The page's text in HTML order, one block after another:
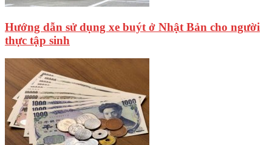
Hướng dẫn sử dụng xe buýt ở Nhật Bản cho người
thực tập sinh